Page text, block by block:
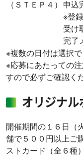
（ＳＴＥＰ４） 申込
※登
受け
完了
※複数の日付は選択で
※応募にあたっての
すので必ずご確認く
オリジナ
開催期間の１６日（
舗で５００円以上ご
ストカード（全６種